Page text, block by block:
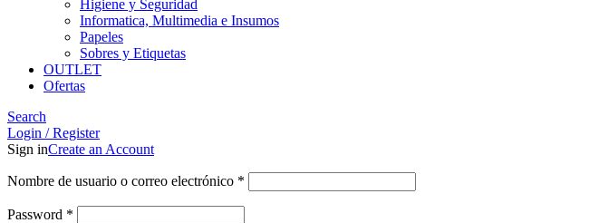
Higiene y Seguridad
Informatica, Multimedia e Insumos
Papeles
Sobres y Etiquetas
OUTLET
Ofertas
Search
Login / Register
Sign inCreate an Account
Nombre de usuario o correo electrónico *
Password *